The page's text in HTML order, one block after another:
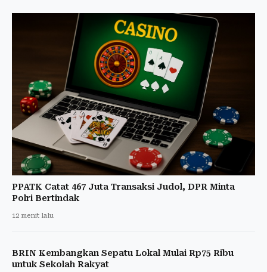
PPATK Catat 467 Juta Transaksi Judol, DPR Minta
Polri Bertindak
12 menit lalu
BRIN Kembangkan Sepatu Lokal Mulai Rp75 Ribu
untuk Sekolah Rakyat